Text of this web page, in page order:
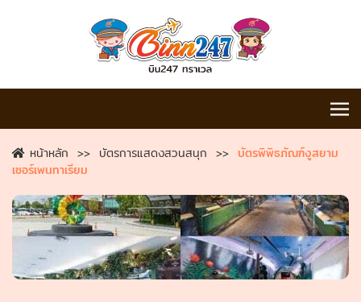
หน้าหลัก บัตรการแสดงสวนสนุก
บัตรพิพิธภัณฑ์งูสยาม
เซอร์เพนทาเรียม